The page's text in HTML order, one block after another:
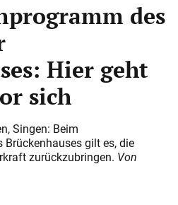
des
Hier geht
sich
Singen: Beim
gilt es, die
zurückzubringen. Von